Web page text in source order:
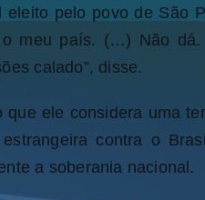
eleito pelo povo de São
meu país. (…) Não
calado”, disse.
ele considera uma
contra o
a soberania nacional.